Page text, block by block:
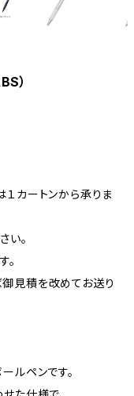
）
カートンから承りま
い。
。
見積を改めてお送り
ルペンです。